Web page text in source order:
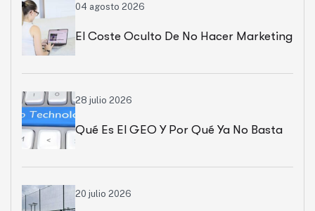
04 agosto 2026
El Coste Oculto De No Hacer Marketing
28 julio 2026
Qué Es El GEO Y Por Qué Ya No Basta
20 julio 2026